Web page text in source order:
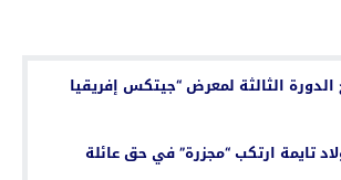
الثالثة لمعرض “جيتكس إفريقيا
تايمة ارتكب “مجزرة” في حق عائلة